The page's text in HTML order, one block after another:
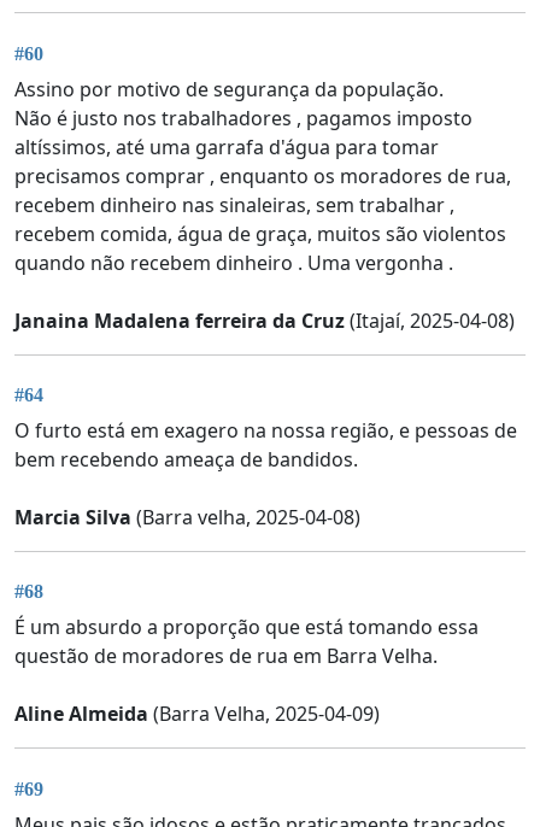
#60
Assino por motivo de segurança da população.
Não é justo nos trabalhadores , pagamos imposto
altíssimos, até uma garrafa d'água para tomar
precisamos comprar , enquanto os moradores de rua,
recebem dinheiro nas sinaleiras, sem trabalhar ,
recebem comida, água de graça, muitos são violentos
quando não recebem dinheiro . Uma vergonha .
Janaina Madalena ferreira da Cruz(Itajaí, 2025-04-08)
#64
O furto está em exagero na nossa região, e pessoas de
bem recebendo ameaça de bandidos.
Marcia Silva (Barra velha, 2025-04-08)
#68
É um absurdo a proporção que está tomando essa
questão de moradores de rua em Barra Velha.
Aline Almeida (Barra Velha, 2025-04-09)
#69